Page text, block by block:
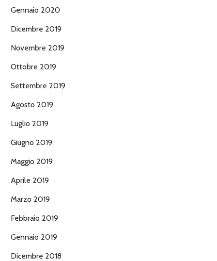
Gennaio 2020
Dicembre 2019
Novembre 2019
Ottobre 2019
Settembre 2019
Agosto 2019
Luglio 2019
Giugno 2019
Maggio 2019
Aprile 2019
Marzo 2019
Febbraio 2019
Gennaio 2019
Dicembre 2018